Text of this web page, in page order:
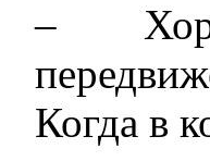
–
Когда в